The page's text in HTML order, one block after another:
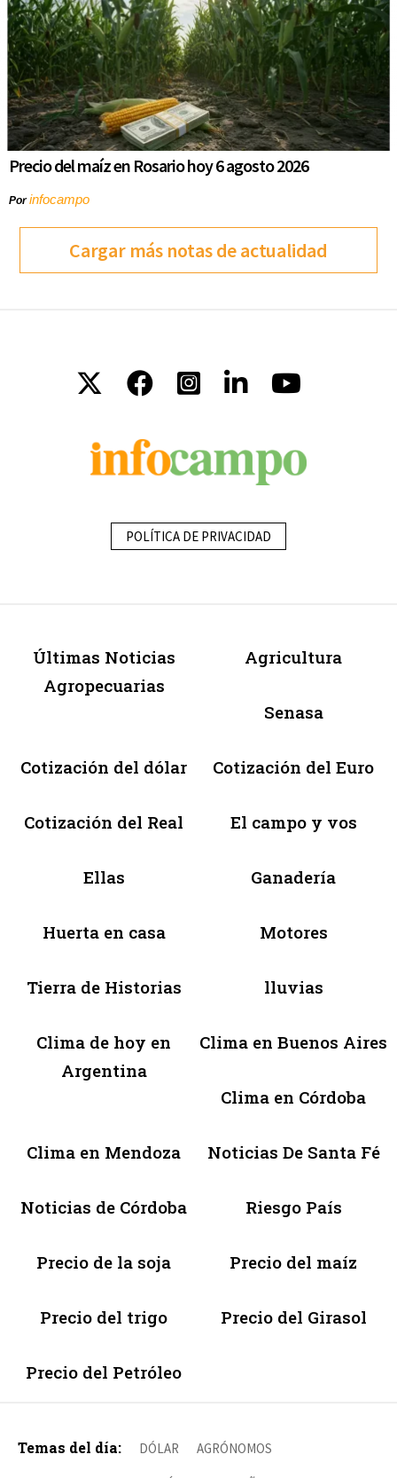
Precio del maíz en Rosario hoy 6 agosto 2026
Porinfocampo
Cargar más notas de actualidad
POLÍTICA DE PRIVACIDAD
Últimas Noticias
Agropecuarias
Agricultura
Senasa
Cotización del dólar Cotización del Euro
Cotización del Real El campo y vos
Ellas Ganadería
Huerta en casa Motores
Tierra de Historias lluvias
Clima de hoy en
Argentina
Clima en Buenos Aires
Clima en Córdoba
Clima en Mendoza Noticias De Santa Fé
Noticias de Córdoba Riesgo País
Precio de la soja Precio del maíz
Precio del trigo Precio del Girasol
Precio del Petróleo
Temas del día: DÓLAR AGRÓNOMOS